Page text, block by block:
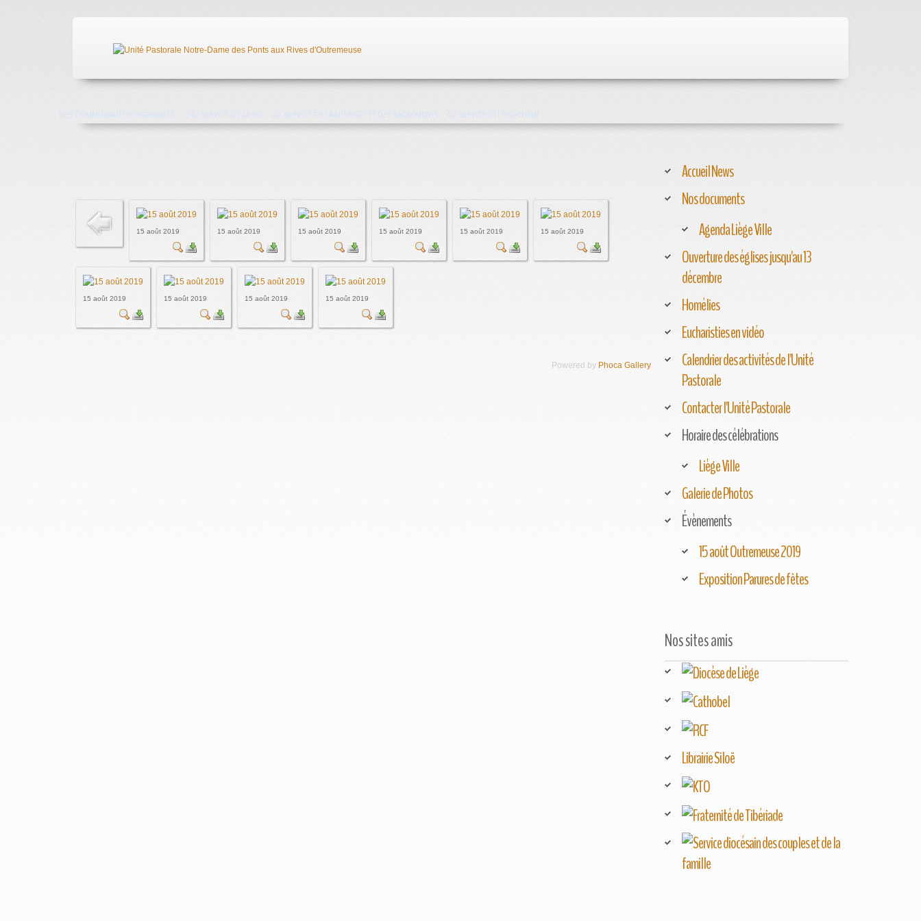
DES COMMUNAUTÉSORGANISÉES... ... AU SERVICE DE LA FOI ... AU SERVICE DE LA LITURGIE ET DES SACREMENTS ... AU SERVICE DU PROCHAIN
15 août 2019 15 août 2019 15 août 2019 15 août 2019 15 août 2019 15 août 2019
15 août 2019 15 août 2019 15 août 2019 15 août 2019
Powered by Phoca Gallery
Accueil News
Nos documents
Agenda Liège Ville
Ouverture des églises jusqu'au 13
décembre
Homélies
Eucharisties en vidéo
Calendrier des activités de l'Unité
Pastorale
Contacter l'Unité Pastorale
Horaire des célébrations
Liège Ville
Galerie de Photos
Évènements
15 août Outremeuse 2019
Exposition Parures de fêtes
Nos sites amis
Librairie Siloë